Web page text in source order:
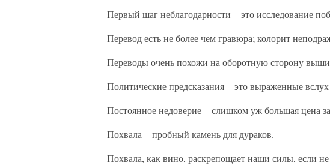
Первый шаг неблагодарности – это исследование
Перевод есть не более чем гравюра; колорит
Переводы очень похожи на оборотную сторону
Политические предсказания – это выраженные
Постоянное недоверие – слишком уж большая цена
Похвала – пробный камень для дураков.
Похвала, как вино, раскрепощает наши силы, если не